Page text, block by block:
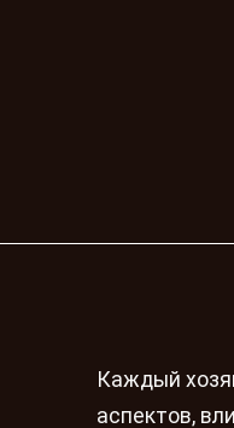
Каждый
аспектов,